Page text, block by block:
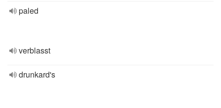
paled
verblasst
drunkard's